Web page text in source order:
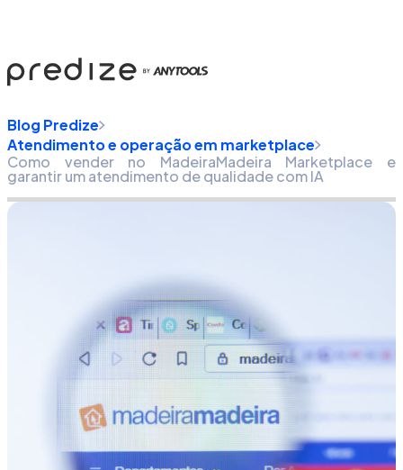
Blog Predize
Atendimento e operação em marketplace
Como vender no MadeiraMadeira Marketplace e
garantir um atendimento de qualidade com IA